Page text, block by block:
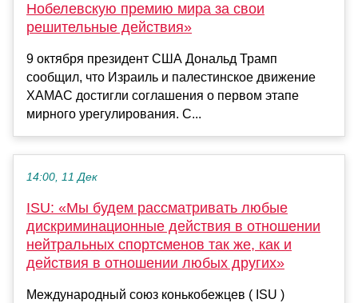
Нобелевскую премию мира за свои
решительные действия»
9 октября президент США Дональд Трамп
сообщил, что Израиль и палестинское движение
ХАМАС достигли соглашения о первом этапе
мирного урегулирования. С...
14:00, 11 Дек
ISU: «Мы будем рассматривать любые
дискриминационные действия в отношении
нейтральных спортсменов так же, как и
действия в отношении любых других»
Международный союз конькобежцев ( ISU )